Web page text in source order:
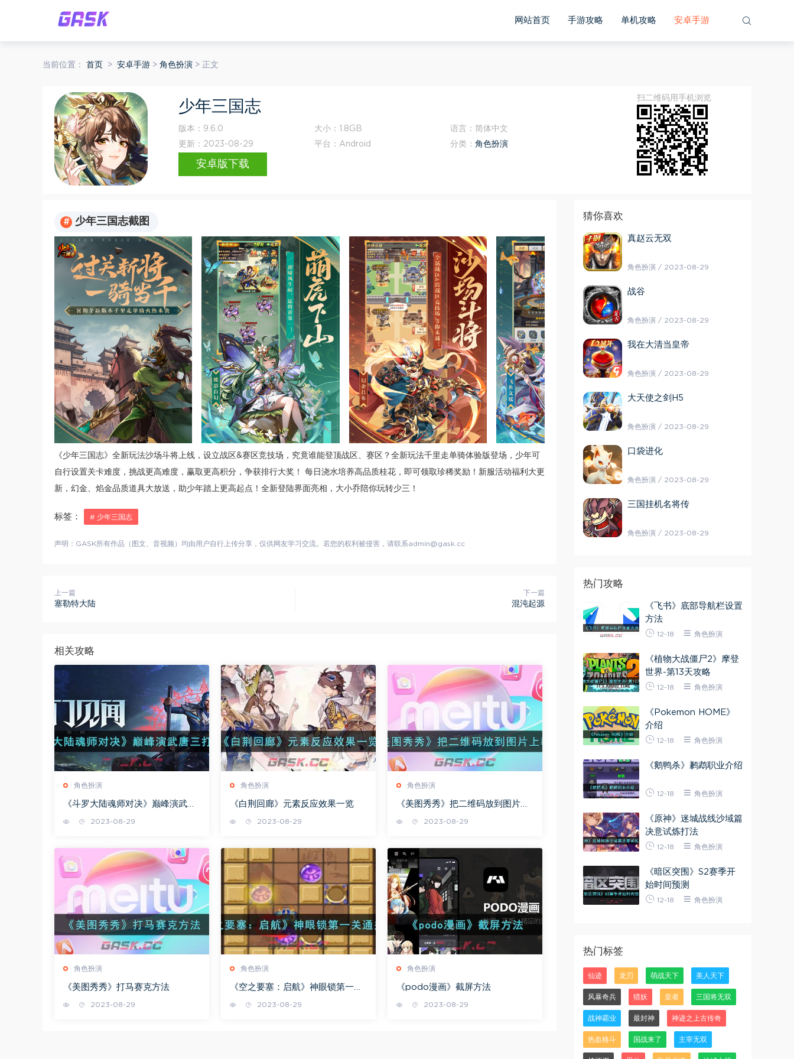
网站首页 手游攻略 单机攻略 安卓手游
当前位置： 首页 > 安卓手游 > 角色扮演 > 正文
少年三国志
版本： 9.6.0 大小： 1.8GB 语言： 简体中文
更新： 2023-08-29 平台： Android 分类： 角色扮演
安卓版下载
扫二维码用手机浏览
# 少年三国志截图
《少年三国志》全新玩法沙场斗将上线，设立战区&赛区竞技场，究竟谁能登顶战区、赛区？全新玩法千里走单骑体验版登场，少年可
自行设置关卡难度，挑战更高难度，赢取更高积分，争获排行大奖！ 每日浇水培养高品质桂花，即可领取珍稀奖励！新服活动福利大更
新，幻金、焰金品质道具大放送，助少年踏上更高起点！全新登陆界面亮相，大小乔陪你玩转少三！
标签： # 少年三国志
声明：GASK所有作品（图文、音视频）均由用户自行上传分享，仅供网友学习交流。若您的权利被侵害，请联系admin@gask.cc
上一篇
塞勒特大陆
下一篇
混沌起源
相关攻略
角色扮演
《斗罗大陆魂师对决》巅峰演武唐
2023-08-29
角色扮演
《白荆回廊》元素反应效果一览
2023-08-29
角色扮演
《美图秀秀》把二维码放到图片上
2023-08-29
角色扮演
《美图秀秀》打马赛克方法
2023-08-29
角色扮演
《空之要塞：启航》神眼锁第一关
2023-08-29
角色扮演
《podo漫画》截屏方法
2023-08-29
猜你喜欢
真赵云无双
角色扮演 / 2023-08-29
战谷
角色扮演 / 2023-08-29
我在大清当皇帝
角色扮演 / 2023-08-29
大天使之剑H5
角色扮演 / 2023-08-29
口袋进化
角色扮演 / 2023-08-29
三国挂机名将传
角色扮演 / 2023-08-29
热门攻略
《飞书》底部导航栏设置
方法
12-18 角色扮演
《植物大战僵尸2》摩登
世界-第13天攻略
12-18 角色扮演
《Pokemon HOME》
介绍
12-18 角色扮演
《鹅鸭杀》鹣鹉职业介绍
12-18 角色扮演
《原神》迷城战线沙域篇
决意试炼打法
12-18 角色扮演
《暗区突围》S2赛季开
始时间预测
12-18 角色扮演
热门标签
仙迹 龙刃 萌战天下 美人天下
风暴奇兵 猎妖 皇者 三国将无双
战神霸业 最封神 神迹之上古传奇
热血格斗 国战来了 主宰无双